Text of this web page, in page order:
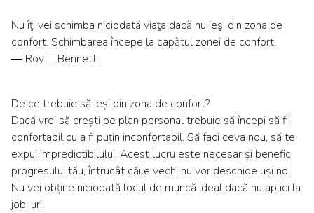
Nu îţi vei schimba niciodată viaţa dacă nu ieşi din zona de
confort. Schimbarea începe la capătul zonei de confort.
― Roy T. Bennett
De ce trebuie să ieși din zona de confort?
Dacă vrei să crești pe plan personal trebuie să începi să fii
confortabil cu a fi puțin inconfortabil. Să faci ceva nou, să te
expui impredictibilului. Acest lucru este necesar și benefic
progresului tău, întrucât căile vechi nu vor deschide uși noi.
Nu vei obține niciodată locul de muncă ideal dacă nu aplici la
job-uri.